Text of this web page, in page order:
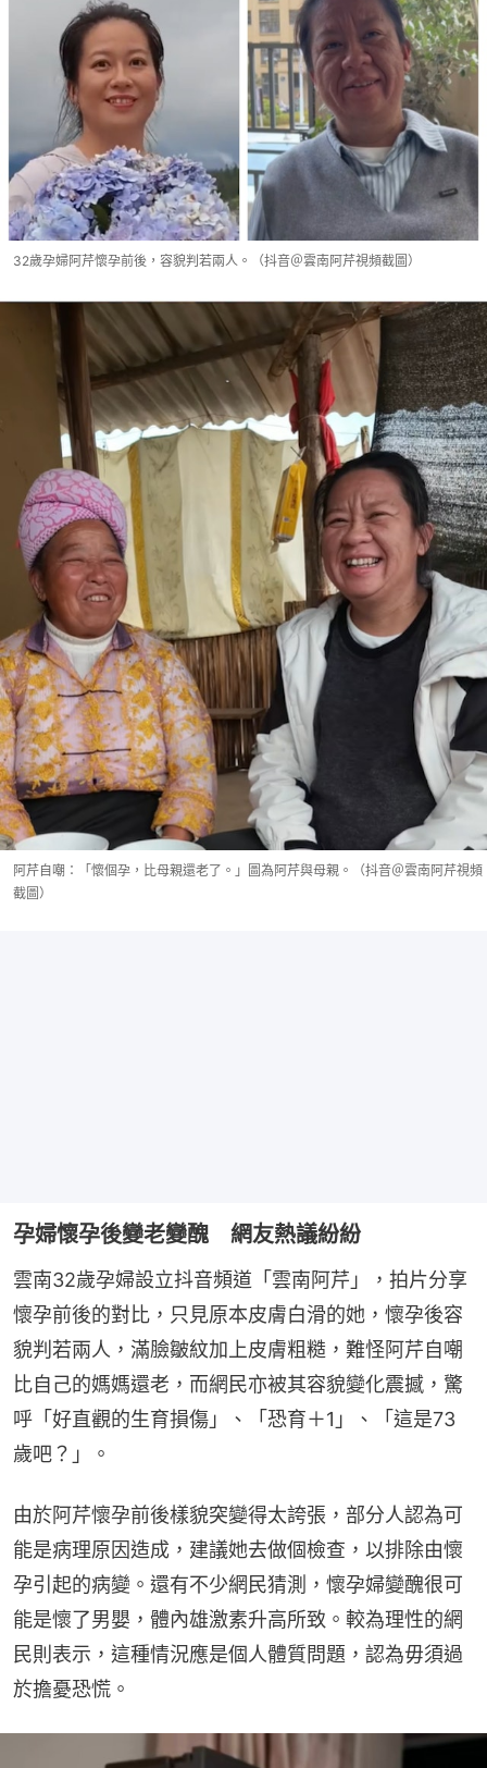
32歲孕婦阿芹懷孕前後，容貌判若兩人。（抖音＠雲南阿芹視頻截圖）
阿芹自嘲：「懷個孕，比母親還老了。」圖為阿芹與母親。（抖音＠雲南阿芹視頻
截圖）
孕婦懷孕後變老變醜 網友熱議紛紛
雲南32歲孕婦設立抖音頻道「雲南阿芹」，拍片分享
懷孕前後的對比，只見原本皮膚白滑的她，懷孕後容
貌判若兩人，滿臉皺紋加上皮膚粗糙，難怪阿芹自嘲
比自己的媽媽還老，而網民亦被其容貌變化震撼，驚
呼「好直觀的生育損傷」、「恐育＋1」、「這是73
歲吧？」。
由於阿芹懷孕前後樣貌突變得太誇張，部分人認為可
能是病理原因造成，建議她去做個檢查，以排除由懷
孕引起的病變。還有不少網民猜測，懷孕婦變醜很可
能是懷了男嬰，體內雄激素升高所致。較為理性的網
民則表示，這種情況應是個人體質問題，認為毋須過
於擔憂恐慌。